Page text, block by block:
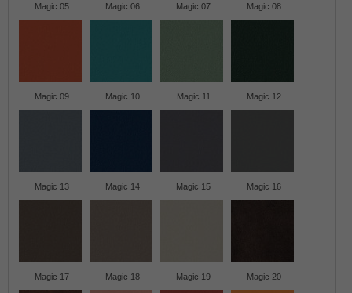
Magic 05 Magic 06 Magic 07 Magic 08
Magic 09 Magic 10 Magic 11 Magic 12
Magic 13 Magic 14 Magic 15 Magic 16
Magic 17 Magic 18 Magic 19 Magic 20